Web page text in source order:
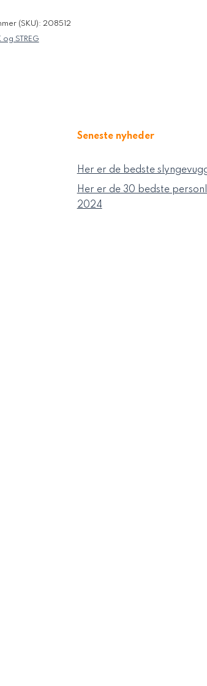
(SKU): 208512
og STREG
Seneste nyheder
Her er de bedste
Her er de 30 bedste
2024